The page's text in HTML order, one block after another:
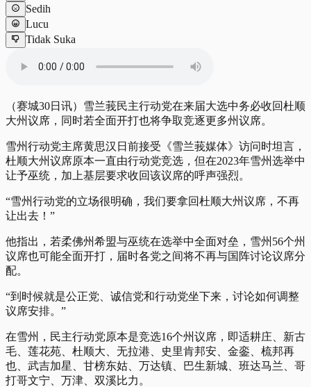
Sedih
Lucu
Tidak Suka
（赛城30日讯）雪兰莪民主行动党在来届大选中务必收回杜顺
大州议席，同时若全面开打也将争取竞逐更多州议席。
雪州行动党主席黄思汉日前接受《雪兰莪媒体》访问时坦言，
杜顺大州议席原本一直由行动党竞选，但在2023年雪州选举中
让予巫统，加上基层要求收回该议席的呼声强烈。
“雪州行动党的立场很明确，我们要拿回杜顺大州议席，不再
让出去！”
他指出，若柔佛州希盟与巫统在选举中全面对垒，雪州56个州
议席也可能全面开打，届时各党之间将不再与国阵讨论议席分
配。
“到时候就是公正党、诚信党和行动党坐下来，讨论如何调整
议席安排。”
在雪州，民主行动党原本是竞选16个州议席，即适耕庄、新古
毛、莲花苑、杜顺大、无拉港、史里肯邦安、金銮、梳邦再
也、武吉加星、甘榜东姑、万达镇、巴生新城、班达马兰、哥
打哥文宁、万津、双溪比力。